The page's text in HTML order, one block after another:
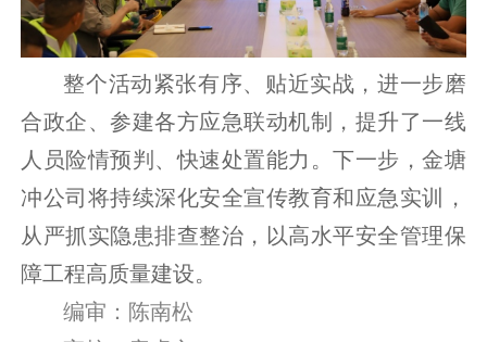
整个活动紧张有序、贴近实战，进一步磨
合政企、参建各方应急联动机制，提升了一线
人员险情预判、快速处置能力。下一步，金塘
冲公司将持续深化安全宣传教育和应急实训，
从严抓实隐患排查整治，以高水平安全管理保
障工程高质量建设。
编审：陈南松